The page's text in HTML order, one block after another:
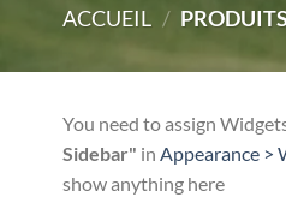
ACCUEIL /
You need to assign
Sidebar" in Appearance >
show anything here